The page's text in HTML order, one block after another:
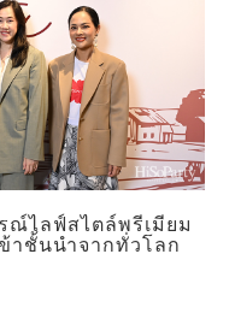
รณ์ไลฟ์สไตล์พรีเมียม
าชั้นนำจากทั่วโลก